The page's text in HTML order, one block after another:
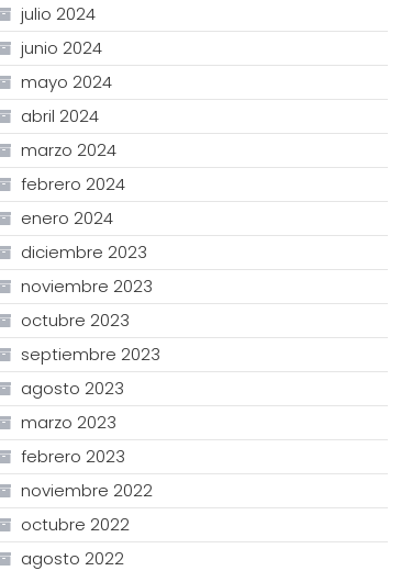
julio 2024
junio 2024
mayo 2024
abril 2024
marzo 2024
febrero 2024
enero 2024
diciembre 2023
noviembre 2023
octubre 2023
septiembre 2023
agosto 2023
marzo 2023
febrero 2023
noviembre 2022
octubre 2022
agosto 2022